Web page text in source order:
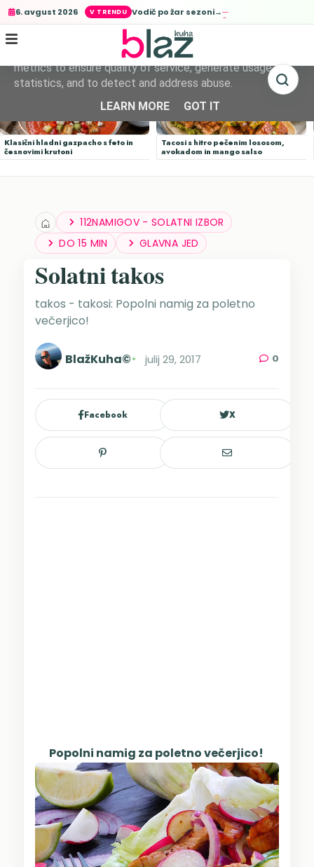
6. avgust 2026 Vodič po žar sezoni→
Klasični hladni gazpacho s feto in
česnovimi krutoni
Tacosi s hitro pečenim lososom,
avokadom in mango salso
112NAMIGOV - SOLATNI IZBOR
DO 15 MIN
GLAVNA JED
Solatni takos
takos - takosi: Popolni namig za poletno
večerjico!
BlažKuha© julij 29, 2017 0
Facebook X
Popolni namig za poletno večerjico!
This site uses cookies from Google to deliver its services
and to analyze traffic. Your IP address and user-agent are
shared with Google along with performance and security
metrics to ensure quality of service, generate usage
statistics, and to detect and address abuse.
LEARN MORE
GOT IT